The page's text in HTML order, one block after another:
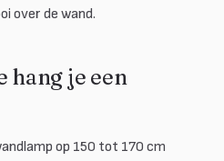
over de wand.
hang je een
op 150 tot 170 cm